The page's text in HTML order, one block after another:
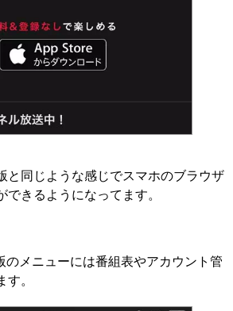
と同じような感じでスマホのブラウザ
きるようになってます。
のメニューには番組表やアカウント管
。